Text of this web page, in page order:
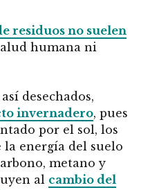
residuos no suelen
humana ni
desechados,
invernadero, pues
por el sol, los
la energía del suelo
metano y
al cambio del